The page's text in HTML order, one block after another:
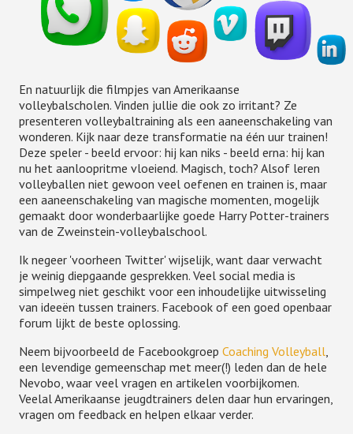
En natuurlijk die filmpjes van Amerikaanse
volleybalscholen. Vinden jullie die ook zo irritant? Ze
presenteren volleybaltraining als een aaneenschakeling van
wonderen. Kijk naar deze transformatie na één uur trainen!
Deze speler - beeld ervoor: hij kan niks - beeld erna: hij kan
nu het aanloopritme vloeiend. Magisch, toch? Alsof leren
volleyballen niet gewoon veel oefenen en trainen is, maar
een aaneenschakeling van magische momenten, mogelijk
gemaakt door wonderbaarlijke goede Harry Potter-trainers
van de Zweinstein-volleybalschool.
Ik negeer 'voorheen Twitter' wijselijk, want daar verwacht
je weinig diepgaande gesprekken. Veel social media is
simpelweg niet geschikt voor een inhoudelijke uitwisseling
van ideeën tussen trainers. Facebook of een goed openbaar
forum lijkt de beste oplossing.
Neem bijvoorbeeld de Facebookgroep Coaching Volleyball,
een levendige gemeenschap met meer(!) leden dan de hele
Nevobo, waar veel vragen en artikelen voorbijkomen.
Veelal Amerikaanse jeugdtrainers delen daar hun ervaringen,
vragen om feedback en helpen elkaar verder.